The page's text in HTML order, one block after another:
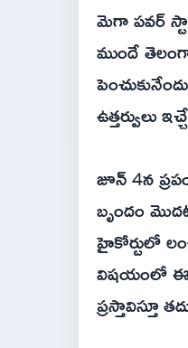
మెగా పవర్
ముందే
ఉత్తర్వులు
జూన్ 4న
బృందం
హైకోర్టులో
విషయంలో ఈ